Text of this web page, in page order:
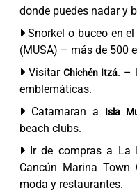
donde puedes nadar y
Snorkel o buceo en
(MUSA) – más de 500
Visitar Chichén Itzá. –
emblemáticas.
Catamaran a
Isla
beach clubs.
Ir de compras a La
Cancún Marina Town
moda y restaurantes.